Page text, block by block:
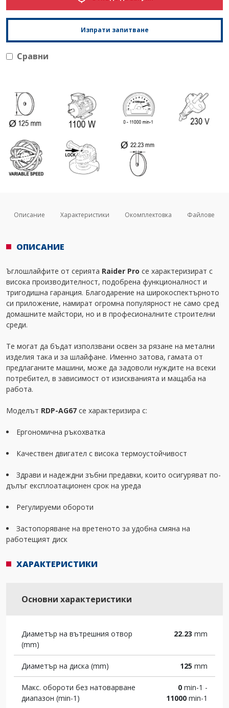
Изпрати запитване
Сравни
Описание Характеристики Окомплектовка Файлове
ОПИСАНИЕ
Ъглошлайфите от серията Raider Pro се характеризират с
висока производителност, подобрена функционалност и
тригодишна гаранция. Благодарение на широкоспектърното
си приложение, намират огромна популярност не само сред
домашните майстори, но и в професионалните строителни
среди.
Те могат да бъдат използвани освен за рязане на метални
изделия така и за шлайфане. Именно затова, гамата от
предлаганите машини, може да задоволи нуждите на всеки
потребител, в зависимост от изискванията и мащаба на
работа.
Моделът RDP-AG67 се характеризира с:
Ергономична ръкохватка
Качествен двигател с висока термоустойчивост
Здрави и надеждни зъбни предавки, които осигуряват по-
дълъг експлоатационен срок на уреда
Регулируеми обороти
Застопоряване на вретеното за удобна смяна на
работещият диск
ХАРАКТЕРИСТИКИ
Основни характеристики
Диаметър на вътрешния отвор
(mm)
22.23 mm
Диаметър на диска (mm) 125 mm
Макс. обороти без натоварване
диапазон (min-1)
0 min-1 -
11000 min-1